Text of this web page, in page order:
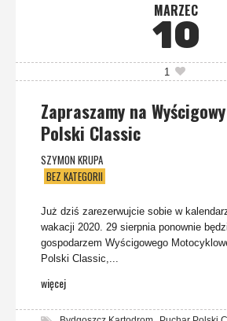
MARZEC
10
1
Zapraszamy na
Polski Classic
SZYMON KRUPA
BEZ KATEGORII
Już dziś zarezerwujcie sobie w
wakacji 2020. 29 sierpnia ponownie
gospodarzem Wyścigowego
Polski Classic,...
więcej